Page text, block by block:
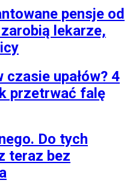
pensje od
lekarze,
upałów? 4
przetrwać falę
Do tych
teraz bez